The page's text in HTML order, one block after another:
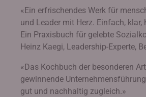
«Ein erfrischendes Werk für
und Leader mit Herz. Einfach, klar,
Ein Praxisbuch für gelebte
Heinz Kaegi, Leadership-Experte,
«Das Kochbuch der besonderen
gewinnende
gut und nachhaltig zugleich.»